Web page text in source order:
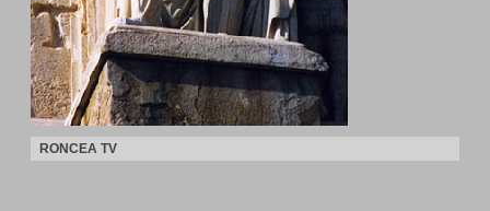
RONCEA TV